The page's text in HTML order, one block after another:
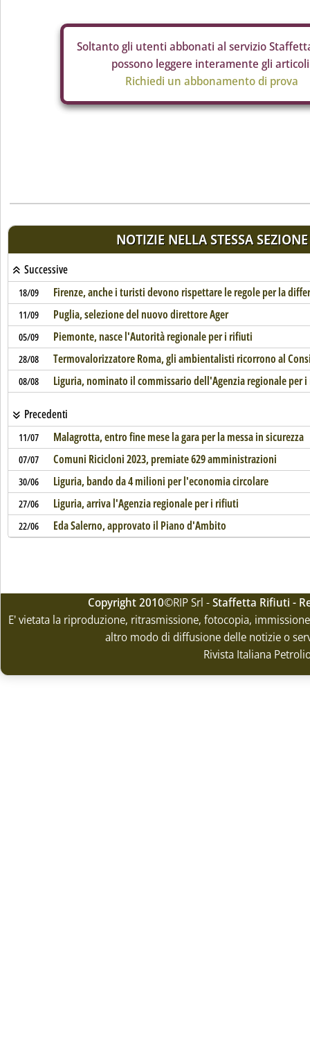
Soltanto gli utenti abbonati al servizio
possono leggere interamente gli
Richiedi un abbonamento di prova
NOTIZIE NELLA STESSA SEZIONE
Successive
18/09 Firenze, anche i turisti devono rispettare le regole per la
11/09 Puglia, selezione del nuovo direttore Ager
05/09 Piemonte, nasce l'Autorità regionale per i rifiuti
28/08 Termovalorizzatore Roma, gli ambientalisti ricorrono al
08/08 Liguria, nominato il commissario dell'Agenzia regionale per
Precedenti
11/07 Malagrotta, entro fine mese la gara per la messa in sicurezza
07/07 Comuni Ricicloni 2023, premiate 629 amministrazioni
30/06 Liguria, bando da 4 milioni per l'economia circolare
27/06 Liguria, arriva l'Agenzia regionale per i rifiuti
22/06 Eda Salerno, approvato il Piano d'Ambito
Copyright 2010©RIP Srl -Staffetta Rifiuti -
E' vietata la riproduzione, ritrasmissione, fotocopia,
altro modo di diffusione delle notizie o
Rivista Italiana